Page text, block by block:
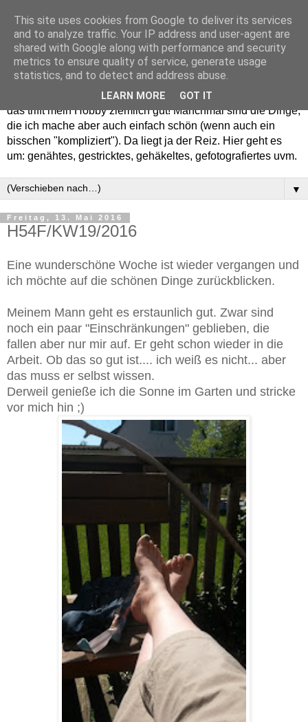
Willkommen in meinem "Wohnzimmer". Einfach und schön -
das trifft mein Hobby ziemlich gut! Manchmal sind die Dinge,
die ich mache aber auch einfach schön (wenn auch ein
bisschen "kompliziert"). Da liegt ja der Reiz. Hier geht es
um: genähtes, gestricktes, gehäkeltes, gefotografiertes uvm.
▼
Freitag, 13. Mai 2016
H54F/KW19/2016
Eine wunderschöne Woche ist wieder vergangen und
ich möchte auf die schönen Dinge zurückblicken.
Meinem Mann geht es erstaunlich gut. Zwar sind
noch ein paar "Einschränkungen" geblieben, die
fallen aber nur mir auf. Er geht schon wieder in die
Arbeit. Ob das so gut ist.... ich weiß es nicht... aber
das muss er selbst wissen.
Derweil genieße ich die Sonne im Garten und stricke
vor mich hin ;)
This site uses cookies from Google to deliver its services
and to analyze traffic. Your IP address and user-agent are
shared with Google along with performance and security
metrics to ensure quality of service, generate usage
statistics, and to detect and address abuse.
LEARN MORE GOT IT